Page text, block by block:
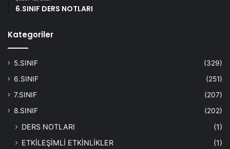
6.SINIF DERS NOTLARI
Kategoriler
5.SINIF
(329)
6.SINIF
(251)
7.SINIF
(207)
8.SINIF
(202)
DERS NOTLARI
(1)
ETKİLEŞİMLİ ETKİNLİKLER
(1)